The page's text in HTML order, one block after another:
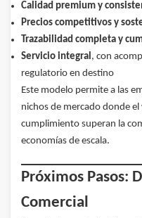
Calidad premium y
Precios competitivos y
Trazabilidad completa y
Servicio integral, con
regulatorio en destino
Este modelo permite a las
nichos de mercado donde
cumplimiento superan la
economías de escala.
Próximos Pasos:
Comercial